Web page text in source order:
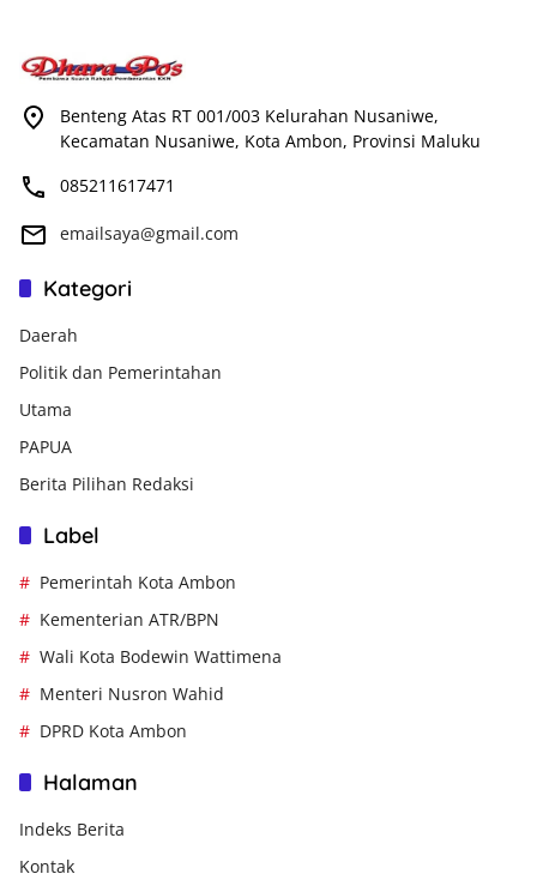
Benteng Atas RT 001/003 Kelurahan Nusaniwe,
Kecamatan Nusaniwe, Kota Ambon, Provinsi Maluku
085211617471
emailsaya@gmail.com
Kategori
Daerah
Politik dan Pemerintahan
Utama
PAPUA
Berita Pilihan Redaksi
Label
Pemerintah Kota Ambon
Kementerian ATR/BPN
Wali Kota Bodewin Wattimena
Menteri Nusron Wahid
DPRD Kota Ambon
Halaman
Indeks Berita
Kontak